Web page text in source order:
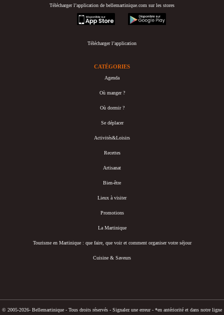
Télécharger l’application de bellemartinique.com sur les stores
appstore
googleplay
Télécharger l’application
CATÉGORIES
Agenda
Où manger ?
Où dormir ?
Se déplacer
Activités&Loisirs
Recettes
Artisanat
Bien-être
Lieux à visiter
Promotions
La Martinique
Tourisme en Martinique : que faire, que voir et comment organiser votre séjour
Cuisine & Saveurs
© 2005-2026- Bellemartinique - Tous droits réservés - Signalez une erreur - *en antériorité et dans notre ligne